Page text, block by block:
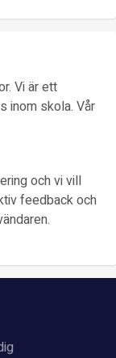
Vi är ett
inom skola. Vår
och vi vill
feedback och